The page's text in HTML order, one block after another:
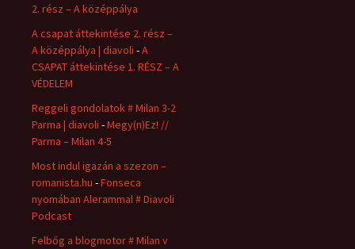
2. rész – A középpálya
A csapat áttekintése 2. rész –
A középpálya | diavoli -A
CSAPAT áttekintése 1. RÉSZ – A
VÉDELEM
Reggeli gondolatok # Milan 3-2
Parma | diavoli -Megy(n)Ez! //
Parma – Milan 4-5
Most indul igazán a szezon –
romanista.hu -Fonseca
nyomában Alerammal # Diavoli
Podcast
Felbőg a blogmotor # Milan v